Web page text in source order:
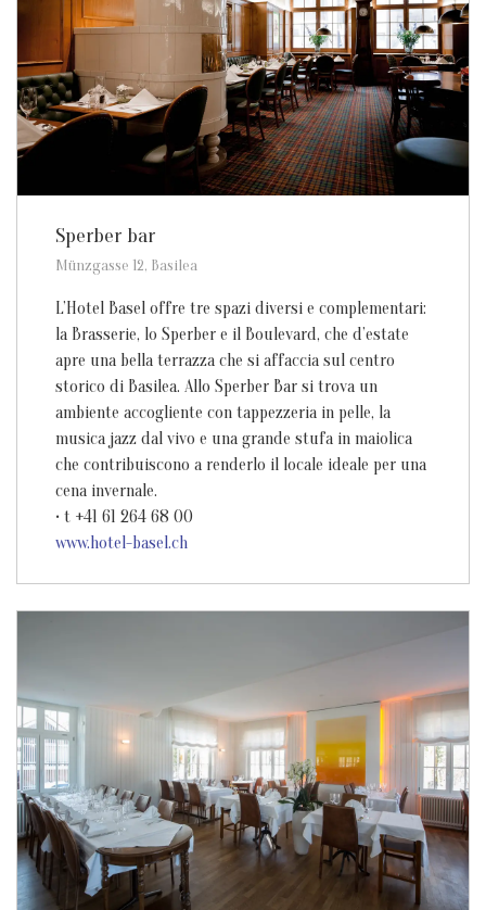
Sperber bar
Münzgasse 12, Basilea
L’Hotel Basel offre tre spazi diversi e complementari:
la Brasserie, lo Sperber e il Boulevard, che d’estate
apre una bella terrazza che si affaccia sul centro
storico di Basilea. Allo Sperber Bar si trova un
ambiente accogliente con tappezzeria in pelle, la
musica jazz dal vivo e una grande stufa in maiolica
che contribuiscono a renderlo il locale ideale per una
cena invernale.
• t +41 61 264 68 00
www.hotel-basel.ch